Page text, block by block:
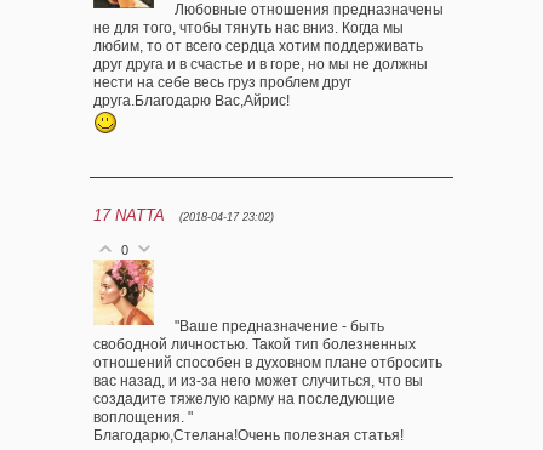
Любовные отношения предназначены
не для того, чтобы тянуть нас вниз. Когда мы
любим, то от всего сердца хотим поддерживать
друг друга и в счастье и в горе, но мы не должны
нести на себе весь груз проблем друг
друга.Благодарю Вас,Айрис!
17 NATTA (2018-04-17 23:02)
0
"Ваше предназначение - быть
свободной личностью. Такой тип болезненных
отношений способен в духовном плане отбросить
вас назад, и из-за него может случиться, что вы
создадите тяжелую карму на последующие
воплощения. "
Благодарю,Стелана!Очень полезная статья!